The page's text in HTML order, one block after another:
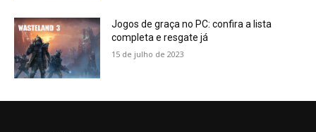
Jogos de graça no PC: confira a lista
completa e resgate já
15 de julho de 2023